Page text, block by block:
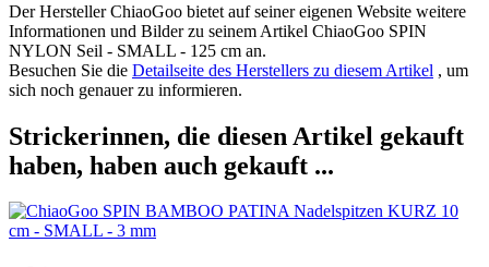
Der HerstellerChiaoGoo bietet auf seiner eigenen Website weitere
Informationen und Bilder zu seinem Artikel ChiaoGoo SPIN
NYLON Seil - SMALL - 125 cm an.
Besuchen Sie die Detailseite des Herstellers zu diesem Artikel , um
sich noch genauer zu informieren.
Strickerinnen, die diesen Artikel gekauft
haben, haben auch gekauft ...